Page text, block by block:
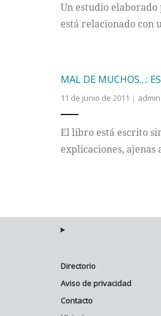
Un estudio elaborado
está relacionado con
MAL DE MUCHOS…:
11 de junio de 2011 admin
El libro está escrito
explicaciones, ajenas
Directorio
Aviso de privacidad
Contacto